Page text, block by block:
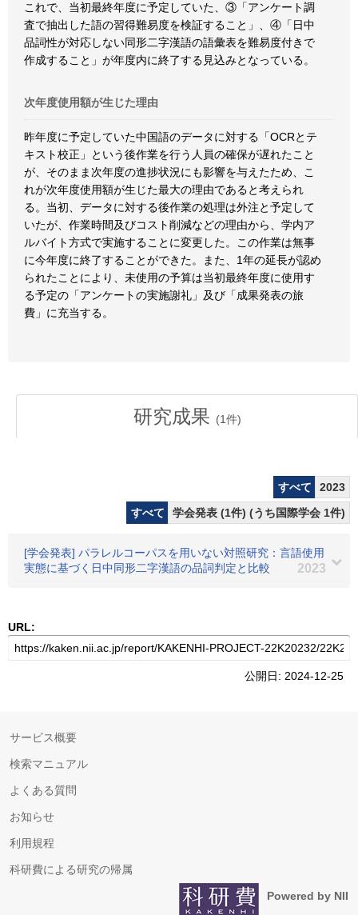
これで、当初最終年度に予定していた、③「アンケート調
査で抽出した語の習得難易度を検証すること」、④「日中
品詞性が対応しない同形二字漢語の語彙表を難易度付きで
作成すること」が年度内に終了する見込みとなっている。
次年度使用額が生じた理由
昨年度に予定していた中国語のデータに対する「OCRとテ
キスト校正」という後作業を行う人員の確保が遅れたこと
が、そのまま次年度の進捗状況にも影響を与えたため、こ
れが次年度使用額が生じた最大の理由であると考えられ
る。当初、データに対する後作業の処理は外注と予定して
いたが、作業時間及びコスト削減などの理由から、学内ア
ルバイト方式で実施することに変更した。この作業は無事
に今年度に終了することができた。また、1年の延長が認め
られたことにより、未使用の予算は当初最終年度に使用す
る予定の「アンケートの実施謝礼」及び「成果発表の旅
費」に充当する。
研究成果 (1件)
すべて
2023
すべて
学会発表 (1件) (うち国際学会 1件)
[学会発表] パラレルコーパスを用いない対照研究：言語使用
実態に基づく日中同形二字漢語の品詞判定と比較
2023
URL:
公開日: 2024-12-25
サービス概要
検索マニュアル
よくある質問
お知らせ
利用規程
科研費による研究の帰属
Powered by NII